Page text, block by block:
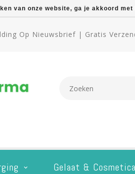
Op Nieuwsbrief | Gratis
Gelaat & Cosmetica
van onze website, ga je akkoord